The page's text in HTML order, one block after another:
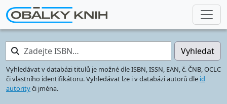
Zadejte ISBN… Vyhledat
Vyhledávat v databázi titulů je možné dle ISBN, ISSN, EAN, č. ČNB, OCLC
či vlastního identifikátoru. Vyhledávat lze i v databázi autorů dle id
autorityči jména.